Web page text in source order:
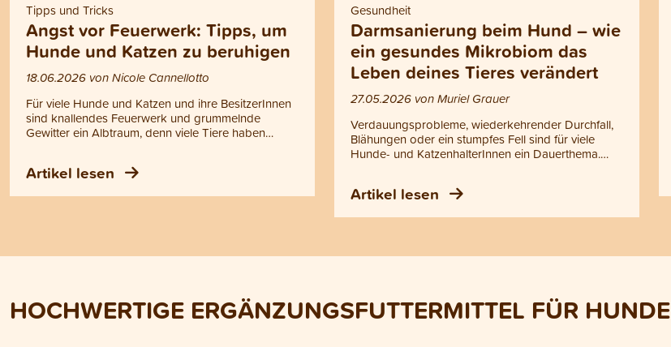
Tipps und Tricks
Angst vor Feuerwerk: Tipps, um
Hunde und Katzen zu beruhigen
18.06.2026 von Nicole Cannellotto
Für viele Hunde und Katzen und ihre BesitzerInnen
sind knallendes Feuerwerk und grummelnde
Gewitter ein Albtraum, denn viele Tiere haben
Katze an Silvester und am 1. August beruhigen
Artikel lesen
Gesundheit
Darmsanierung beim Hund – wie
ein gesundes Mikrobiom das
Leben deines Tieres verändert
27.05.2026 von Muriel Grauer
Verdauungsprobleme, wiederkehrender Durchfall,
Blähungen oder ein stumpfes Fell sind für viele
Hunde- und KatzenhalterInnen ein Dauerthema.
Dabei beginnt die wahre Gesundheit im Darm,
diesem Blogartikel erfährst du, warum das
funktioniert.
Artikel lesen
HOCHWERTIGE ERGÄNZUNGSFUTTERMITTEL FÜR HUNDE